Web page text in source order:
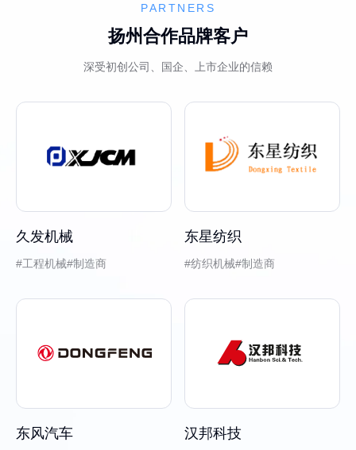
PARTNERS
扬州合作品牌客户
深受初创公司、国企、上市企业的信赖
久发机械
工程机械 制造商
东星纺织
纺织机械 制造商
东风汽车 汉邦科技